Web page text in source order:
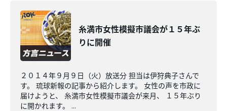
糸満市女性模擬市議会が１５年ぶ
りに開催
２０１４年９月９日（火）放送分 担当は伊狩典子さんで
す。 琉球新報の記事から紹介します。 女性の声を市政に
届けようと、 糸満市女性模擬市議会が来月、 １５年ぶり
に開かれます。 ...